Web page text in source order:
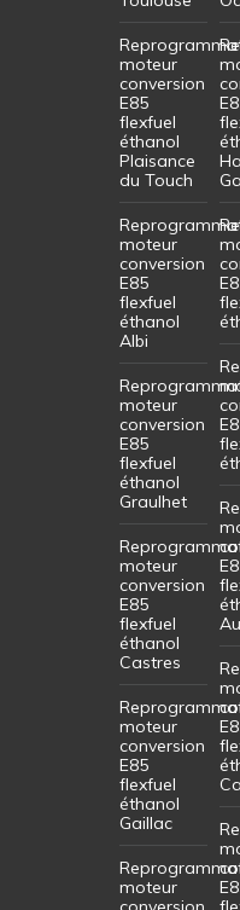
moteur
conversion
E85
flexfuel
éthanol
Plaisance
du Touch
moteur
conversion
E85
flexfuel
éthanol
Albi
moteur
conversion
E85
flexfuel
éthanol
Graulhet
moteur
conversion
E85
flexfuel
éthanol
Castres
moteur
conversion
E85
flexfuel
éthanol
Gaillac
moteur